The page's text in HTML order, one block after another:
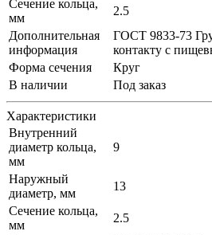
Сечение кольца,
мм
2.5
Дополнительная
информация
ГОСТ 9833-73
контакту с
Форма сечения
Круг
В наличии
Под заказ
Характеристики
Внутренний
диаметр кольца,
мм
9
Наружный
диаметр, мм
13
Сечение кольца,
мм
2.5